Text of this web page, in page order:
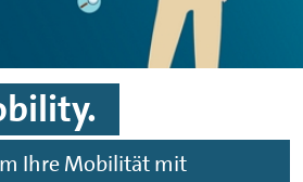
Ihre Mobilität mit